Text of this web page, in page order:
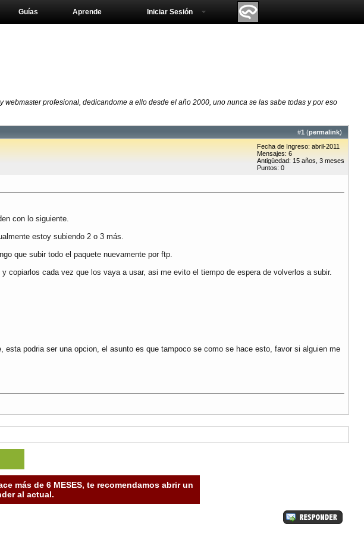
Aprende
Guías Iniciar Sesión
webmaster profesional, dedicandome a ello desde el año 2000, uno nunca se las sabe todas y por eso
#1 (permalink)
Fecha de Ingreso: abril-2011
Mensajes: 6
Antigüedad: 15 años, 3 meses
Puntos: 0
con lo siguiente.
estoy subiendo 2 o 3 más.
que subir todo el paquete nuevamente por ftp.
copiarlos cada vez que los vaya a usar, asi me evito el tiempo de espera de volverlos a subir.
podria ser una opcion, el asunto es que tampoco se como se hace esto, favor si alguien me
más de 6 MESES, te recomendamos abrir un
al actual.